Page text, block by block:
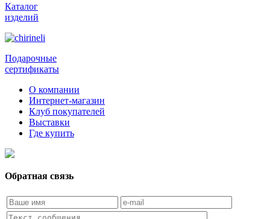
Каталог
изделий
Подарочные
сертификаты
О компании
Интернет-магазин
Клуб покупателей
Выставки
Где купить
Обратная связь